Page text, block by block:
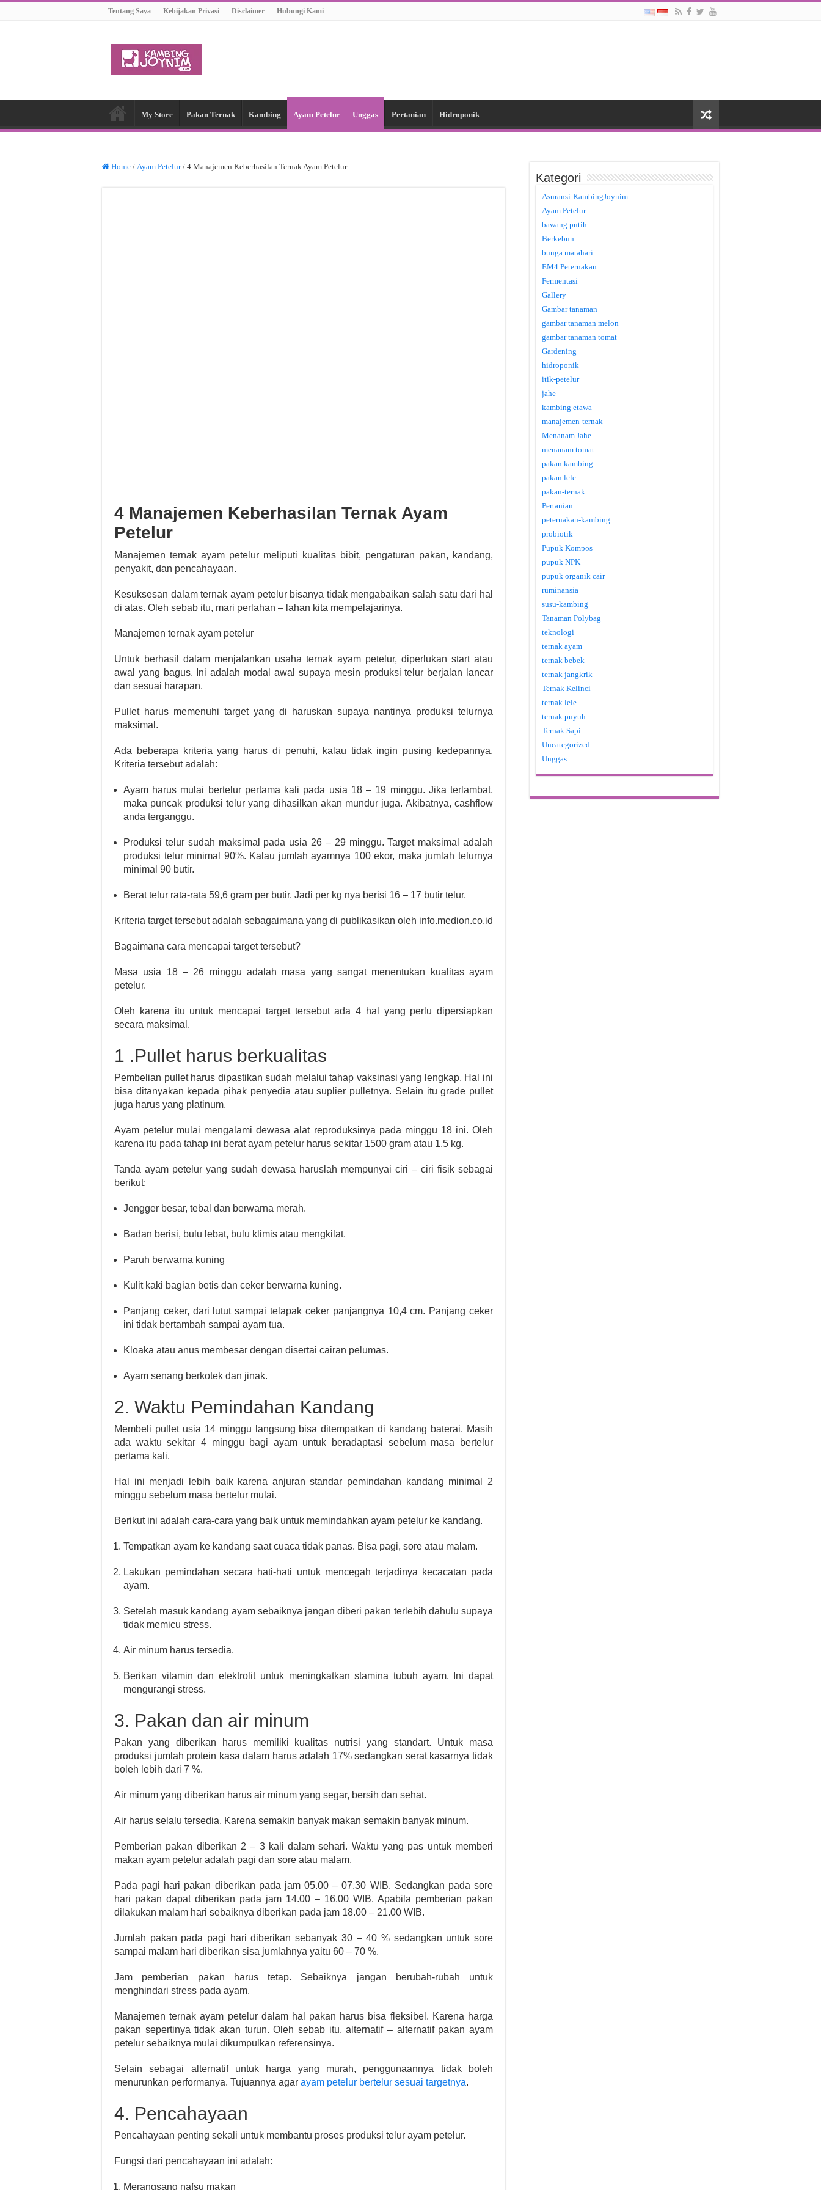
Tentang Saya Kebijakan Privasi Disclaimer Hubungi Kami
My Store Pakan Ternak Kambing Ayam Petelur Unggas Pertanian Hidroponik
Home / Ayam Petelur / 4 Manajemen Keberhasilan Ternak Ayam Petelur
4 Manajemen Keberhasilan Ternak Ayam
Petelur
Manajemen ternak ayam petelur meliputi kualitas bibit, pengaturan pakan, kandang,
penyakit, dan pencahayaan.
Kesuksesan dalam ternak ayam petelur bisanya tidak mengabaikan salah satu dari hal
di atas. Oleh sebab itu, mari perlahan – lahan kita mempelajarinya.
Manajemen ternak ayam petelur
Untuk berhasil dalam menjalankan usaha ternak ayam petelur, diperlukan start atau
awal yang bagus. Ini adalah modal awal supaya mesin produksi telur berjalan lancar
dan sesuai harapan.
Pullet harus memenuhi target yang di haruskan supaya nantinya produksi telurnya
maksimal.
Ada beberapa kriteria yang harus di penuhi, kalau tidak ingin pusing kedepannya.
Kriteria tersebut adalah:
Ayam harus mulai bertelur pertama kali pada usia 18 – 19 minggu. Jika terlambat,
maka puncak produksi telur yang dihasilkan akan mundur juga. Akibatnya, cashflow
anda terganggu.
Produksi telur sudah maksimal pada usia 26 – 29 minggu. Target maksimal adalah
produksi telur minimal 90%. Kalau jumlah ayamnya 100 ekor, maka jumlah telurnya
minimal 90 butir.
Berat telur rata-rata 59,6 gram per butir. Jadi per kg nya berisi 16 – 17 butir telur.
Kriteria target tersebut adalah sebagaimana yang di publikasikan oleh info.medion.co.id
Bagaimana cara mencapai target tersebut?
Masa usia 18 – 26 minggu adalah masa yang sangat menentukan kualitas ayam
petelur.
Oleh karena itu untuk mencapai target tersebut ada 4 hal yang perlu dipersiapkan
secara maksimal.
1 .Pullet harus berkualitas
Pembelian pullet harus dipastikan sudah melalui tahap vaksinasi yang lengkap. Hal ini
bisa ditanyakan kepada pihak penyedia atau suplier pulletnya. Selain itu grade pullet
juga harus yang platinum.
Ayam petelur mulai mengalami dewasa alat reproduksinya pada minggu 18 ini. Oleh
karena itu pada tahap ini berat ayam petelur harus sekitar 1500 gram atau 1,5 kg.
Tanda ayam petelur yang sudah dewasa haruslah mempunyai ciri – ciri fisik sebagai
berikut:
Jengger besar, tebal dan berwarna merah.
Badan berisi, bulu lebat, bulu klimis atau mengkilat.
Paruh berwarna kuning
Kulit kaki bagian betis dan ceker berwarna kuning.
Panjang ceker, dari lutut sampai telapak ceker panjangnya 10,4 cm. Panjang ceker
ini tidak bertambah sampai ayam tua.
Kloaka atau anus membesar dengan disertai cairan pelumas.
Ayam senang berkotek dan jinak.
2. Waktu Pemindahan Kandang
Membeli pullet usia 14 minggu langsung bisa ditempatkan di kandang baterai. Masih
ada waktu sekitar 4 minggu bagi ayam untuk beradaptasi sebelum masa bertelur
pertama kali.
Hal ini menjadi lebih baik karena anjuran standar pemindahan kandang minimal 2
minggu sebelum masa bertelur mulai.
Berikut ini adalah cara-cara yang baik untuk memindahkan ayam petelur ke kandang.
Tempatkan ayam ke kandang saat cuaca tidak panas. Bisa pagi, sore atau malam.
Lakukan pemindahan secara hati-hati untuk mencegah terjadinya kecacatan pada
ayam.
Setelah masuk kandang ayam sebaiknya jangan diberi pakan terlebih dahulu supaya
tidak memicu stress.
Air minum harus tersedia.
Berikan vitamin dan elektrolit untuk meningkatkan stamina tubuh ayam. Ini dapat
mengurangi stress.
3. Pakan dan air minum
Pakan yang diberikan harus memiliki kualitas nutrisi yang standart. Untuk masa
produksi jumlah protein kasa dalam harus adalah 17% sedangkan serat kasarnya tidak
boleh lebih dari 7 %.
Air minum yang diberikan harus air minum yang segar, bersih dan sehat.
Air harus selalu tersedia. Karena semakin banyak makan semakin banyak minum.
Pemberian pakan diberikan 2 – 3 kali dalam sehari. Waktu yang pas untuk memberi
makan ayam petelur adalah pagi dan sore atau malam.
Pada pagi hari pakan diberikan pada jam 05.00 – 07.30 WIB. Sedangkan pada sore
hari pakan dapat diberikan pada jam 14.00 – 16.00 WIB. Apabila pemberian pakan
dilakukan malam hari sebaiknya diberikan pada jam 18.00 – 21.00 WIB.
Jumlah pakan pada pagi hari diberikan sebanyak 30 – 40 % sedangkan untuk sore
sampai malam hari diberikan sisa jumlahnya yaitu 60 – 70 %.
Jam pemberian pakan harus tetap. Sebaiknya jangan berubah-rubah untuk
menghindari stress pada ayam.
Manajemen ternak ayam petelur dalam hal pakan harus bisa fleksibel. Karena harga
pakan sepertinya tidak akan turun. Oleh sebab itu, alternatif – alternatif pakan ayam
petelur sebaiknya mulai dikumpulkan referensinya.
Selain sebagai alternatif untuk harga yang murah, penggunaannya tidak boleh
menurunkan performanya. Tujuannya agar ayam petelur bertelur sesuai targetnya.
4. Pencahayaan
Pencahayaan penting sekali untuk membantu proses produksi telur ayam petelur.
Fungsi dari pencahayaan ini adalah:
Merangsang nafsu makan
Kategori
Asuransi-KambingJoynim
Ayam Petelur
bawang putih
Berkebun
bunga matahari
EM4 Peternakan
Fermentasi
Gallery
Gambar tanaman
gambar tanaman melon
gambar tanaman tomat
Gardening
hidroponik
itik-petelur
jahe
kambing etawa
manajemen-ternak
Menanam Jahe
menanam tomat
pakan kambing
pakan lele
pakan-ternak
Pertanian
peternakan-kambing
probiotik
Pupuk Kompos
pupuk NPK
pupuk organik cair
ruminansia
susu-kambing
Tanaman Polybag
teknologi
ternak ayam
ternak bebek
ternak jangkrik
Ternak Kelinci
ternak lele
ternak puyuh
Ternak Sapi
Uncategorized
Unggas